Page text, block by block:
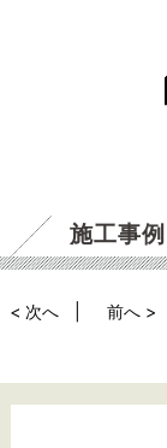
施工事例
< 次へ 前へ >